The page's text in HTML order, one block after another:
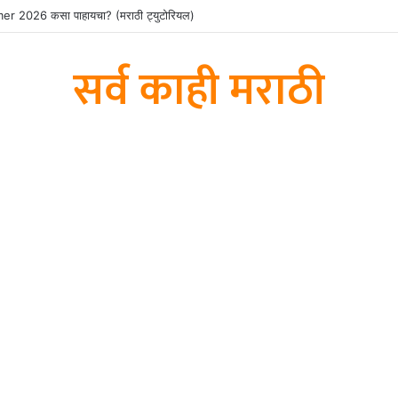
2026 कसा पाहायचा? (मराठी ट्युटोरियल)
सर्व काही मराठी